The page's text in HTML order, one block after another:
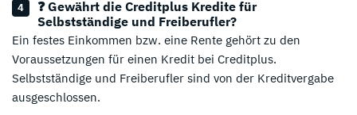
❓ Gewährt die Creditplus Kredite für
Selbstständige und Freiberufler?
Ein festes Einkommen bzw. eine Rente gehört zu den
Voraussetzungen für einen Kredit bei Creditplus.
Selbstständige und Freiberufler sind von der Kreditvergabe
ausgeschlossen.